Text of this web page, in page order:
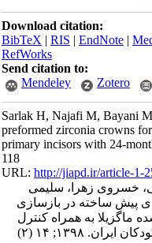
Download citation:
BibTeX|RIS|EndNote|
RefWorks
Send citation to:
Mendeley
Zotero
Sarlak H, Najafi M, Bayani
preformed zirconia crowns
primary incisors with 24-
118
URL:http://jiapd.ir/article-
خسروی زهرا، سلیمی
پیش ساخته در بازسازی
به همراه کنترل
دوره ای دو ساله. مجله دندانپزشکی کودکان ایران. ۱۳۹۸; ۱۴ (۲)